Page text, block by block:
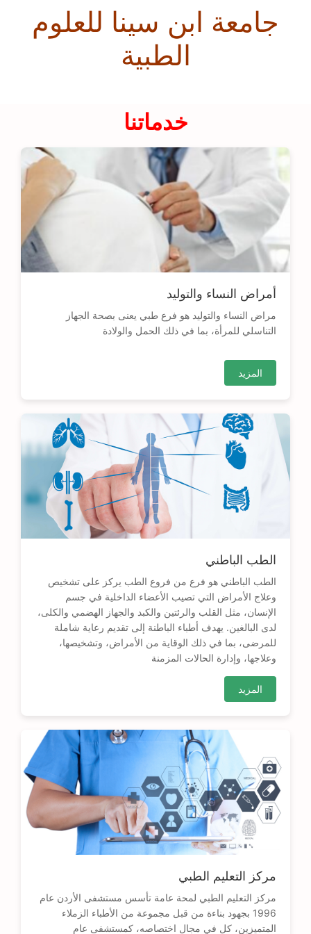
جامعة ابن سينا للعلوم
الطبية
خدماتنا
أمراض النساء والتوليد
مراض النساء والتوليد هو فرع طبي يعنى بصحة الجهاز
التناسلي للمرأة، بما في ذلك الحمل والولادة
المزيد
الطب الباطني
الطب الباطني هو فرع من فروع الطب يركز على تشخيص
وعلاج الأمراض التي تصيب الأعضاء الداخلية في جسم
الإنسان، مثل القلب والرئتين والكبد والجهاز الهضمي والكلى،
لدى البالغين. يهدف أطباء الباطنة إلى تقديم رعاية شاملة
للمرضى، بما في ذلك الوقاية من الأمراض، وتشخيصها،
وعلاجها، وإدارة الحالات المزمنة
المزيد
مركز التعليم الطبي
مركز التعليم الطبي لمحة عامة تأسس مستشفى الأردن عام
1996 بجهود بناءة من قبل مجموعة من الأطباء الزملاء
المتميزين، كل في مجال اختصاصه، كمستشفى عام